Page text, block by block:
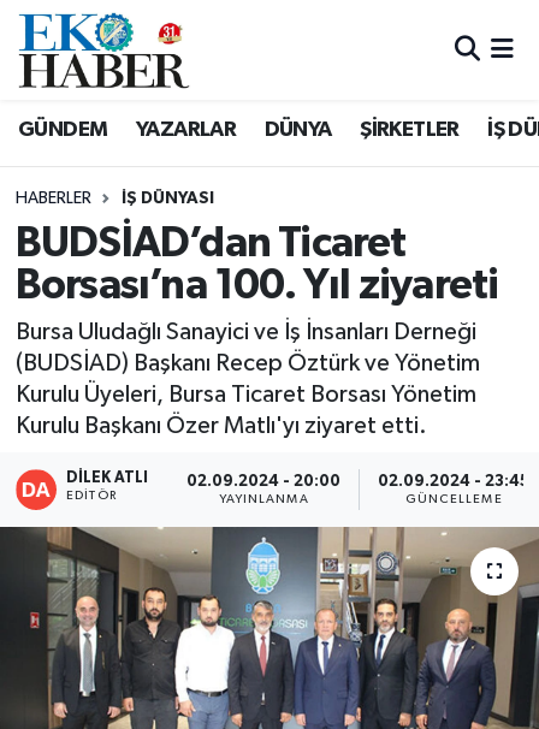
GÜNDEM YAZARLAR DÜNYA ŞİRKETLER İŞ
HABERLER İŞ DÜNYASI
BUDSİAD’dan Ticaret
Borsası’na 100. Yıl ziyareti
Bursa Uludağlı Sanayici ve İş İnsanları Derneği
(BUDSİAD) Başkanı Recep Öztürk ve Yönetim
Kurulu Üyeleri, Bursa Ticaret Borsası Yönetim
Kurulu Başkanı Özer Matlı'yı ziyaret etti.
DİLEK ATLI
EDITÖR
02.09.2024 - 20:00
YAYINLANMA
02.09.2024 - 23:45
GÜNCELLEME
Hava Durumu
Süper Lig Puan Durumu ve Fikstür
Tüm Manşetler
Son Dakika Haberleri
Haber Arşivi